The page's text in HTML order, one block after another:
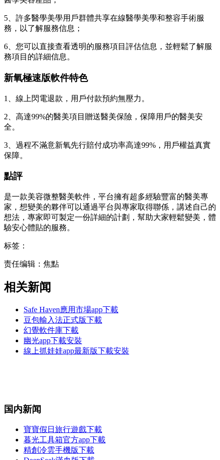
5、許多醫學美學用戶群體共享在線醫學美學和整容手術服
務，以了解服務信息；
6、您可以直接查看透明的服務項目評估信息，並輕鬆了解服
務項目的詳細信息。
新氧極速版軟件特色
1、線上閃電退款，用戶付款預約無壓力。
2、高達99%的醫美項目贈送醫美保險，保障用戶的醫美安
全。
3、過程不滿意新氧先行賠付成功率高達99%，用戶權益真實
保障。
點評
是一款美容微整醫美軟件，平台擁有超多經驗豐富的醫美專
家，想變美的夥伴可以通過平台與專家取得聯係，講述自己的
想法，專家即可製定一份詳細的計劃，幫助大家輕鬆變美，體
驗安心體貼的服務。
标签：
责任编辑：焦點
相关新闻
Safe Haven應用市場app下載
豆包輸入法正式版下載
幻覺軟件庫下載
幽光app下載安裝
線上抓娃娃app最新版下載安裝
国内新闻
寶寶假日旅行遊戲下載
暮光工具箱官方app下載
精創冷雲手機版下載